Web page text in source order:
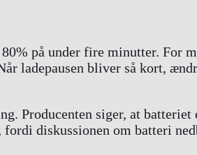
på under fire minutter. For
ladepausen bliver så kort,
Producenten siger, at
diskussionen om batteri